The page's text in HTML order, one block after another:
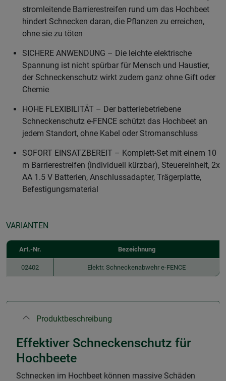
stromleitende Barrierestreifen rund um das Hochbeet
hindert Schnecken daran, die Pflanzen zu erreichen,
ohne sie zu töten
SICHERE ANWENDUNG – Die leichte elektrische
Spannung ist nicht spürbar für Mensch und Haustier,
der Schneckenschutz wirkt zudem ganz ohne Gift oder
Chemie
HOHE FLEXIBILITÄT – Der batteriebetriebene
Schneckenschutz e-FENCE schützt das Hochbeet an
jedem Standort, ohne Kabel oder Stromanschluss
SOFORT EINSATZBEREIT – Komplett-Set mit einem 10
m Barrierestreifen (individuell kürzbar), Steuereinheit, 2x
AA 1.5 V Batterien, Anschlussadapter, Trägerplatte,
Befestigungsmaterial
VARIANTEN
Art.-Nr. Bezeichnung
02402 Elektr. Schneckenabwehr e-FENCE
Produktbeschreibung
Effektiver Schneckenschutz für
Hochbeete
Schnecken im Hochbeet können massive Schäden